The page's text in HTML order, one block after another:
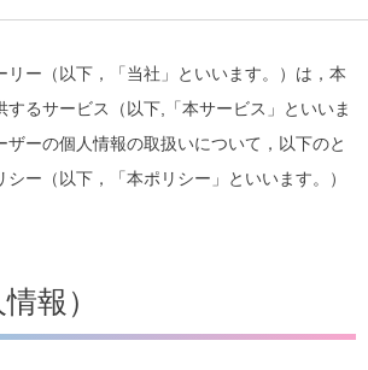
リー（以下，「当社」といいます。）は，本
するサービス（以下,「本サービス」といいま
ザーの個人情報の取扱いについて，以下のと
ー（以下，「本ポリシー」といいます。）
報）